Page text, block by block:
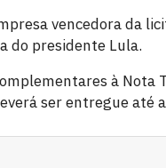
vencedora da
do presidente Lula.
à Nota
ser entregue até